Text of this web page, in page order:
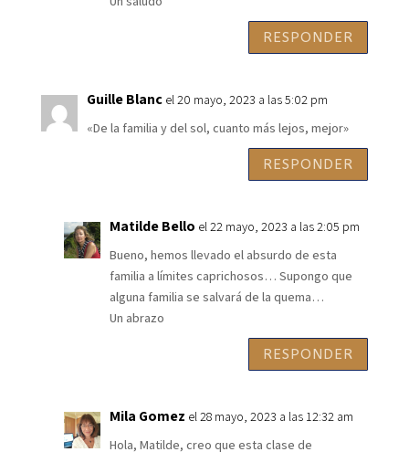
RESPONDER
Guille Blanc el 20 mayo, 2023 a las 5:02 pm
«De la familia y del sol, cuanto más lejos, mejor»
RESPONDER
Matilde Bello el 22 mayo, 2023 a las 2:05 pm
Bueno, hemos llevado el absurdo de esta
familia a límites caprichosos… Supongo que
alguna familia se salvará de la quema…
Un abrazo
RESPONDER
Mila Gomez el 28 mayo, 2023 a las 12:32 am
Hola, Matilde, creo que esta clase de